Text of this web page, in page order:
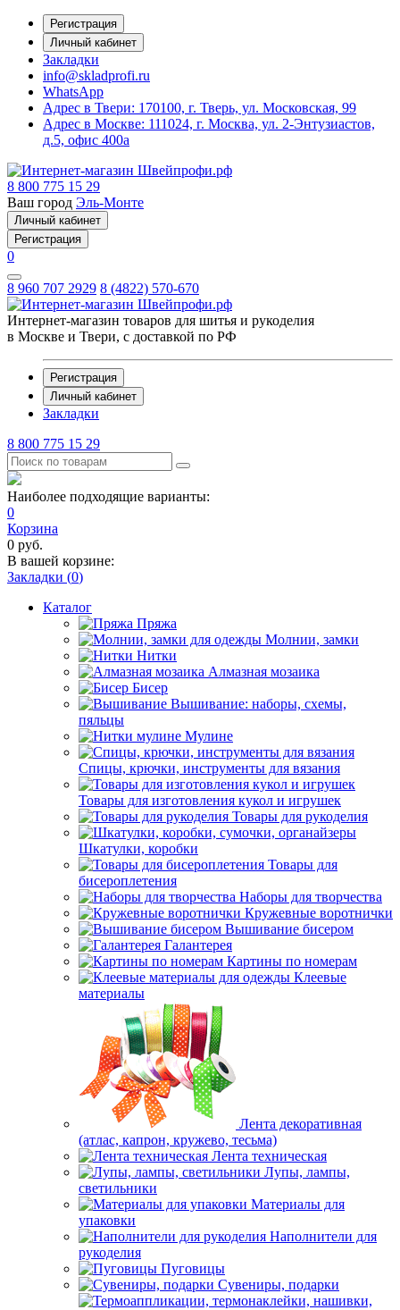
Регистрация
Личный кабинет
Закладки
info@skladprofi.ru
WhatsApp
Адрес в Твери: 170100, г. Тверь, ул. Московская, 99
Адрес в Москве: 111024, г. Москва, ул. 2-Энтузиастов,
д.5, офис 400а
8 800 775 15 29
Ваш город Эль-Монте
Личный кабинет
Регистрация
0
8 960 707 2929 8 (4822) 570-670
Интернет-магазин товаров для шитья и рукоделия
в Москве и Твери, с доставкой по РФ
Регистрация
Личный кабинет
Закладки
8 800 775 15 29
Наиболее подходящие варианты:
0
Корзина
0 руб.
В вашей корзине:
Закладки (0)
Каталог
Пряжа
Молнии, замки
Нитки
Алмазная мозаика
Бисер
Вышивание: наборы, схемы,
пяльцы
Мулине
Спицы, крючки, инструменты для вязания
Товары для изготовления кукол и игрушек
Товары для рукоделия
Шкатулки, коробки
Товары для
бисероплетения
Наборы для творчества
Кружевные воротнички
Вышивание бисером
Галантерея
Картины по номерам
Клеевые
материалы
Лента декоративная
(атлас, капрон, кружево, тесьма)
Лента техническая
Лупы, лампы,
светильники
Материалы для
упаковки
Наполнители для
рукоделия
Пуговицы
Сувениры, подарки